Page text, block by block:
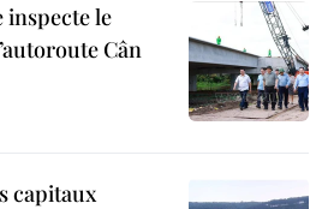
le
Cân
capitaux